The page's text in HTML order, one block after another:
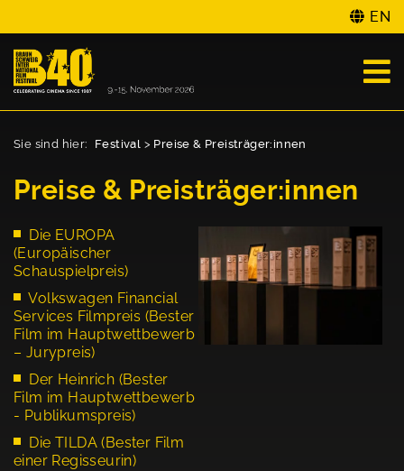
EN
Sie sind hier: Festival > Preise & Preisträger:innen
Preise & Preisträger:innen
Die EUROPA
(Europäischer
Schauspielpreis)
Volkswagen Financial
Services Filmpreis (Bester
Film im Hauptwettbewerb
– Jurypreis)
Der Heinrich (Bester
Film im Hauptwettbewerb
- Publikumspreis)
Die TILDA (Bester Film
einer Regisseurin)